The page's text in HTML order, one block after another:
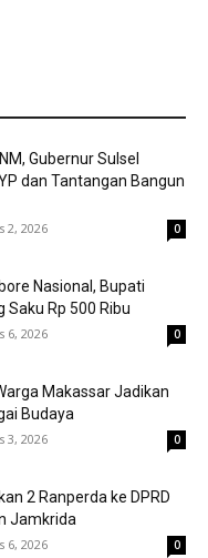
Gubernur Sulsel
dan Tantangan Bangun
2, 2026 0
Nasional, Bupati
Saku Rp 500 Ribu
6, 2026 0
Makassar Jadikan
Budaya
3, 2026 0
2 Ranperda ke DPRD
Jamkrida
6, 2026 0